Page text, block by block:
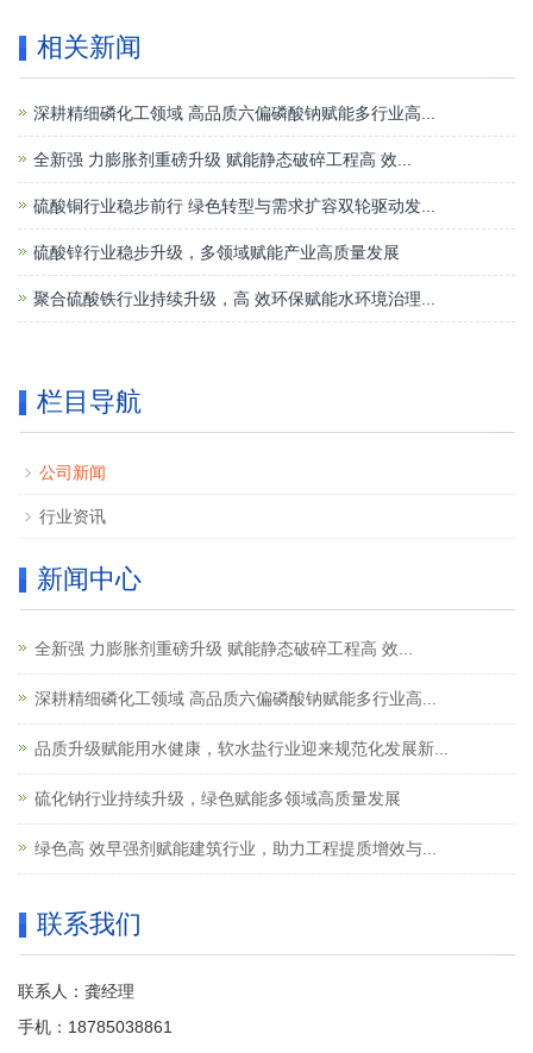
相关新闻
深耕精细磷化工领域 高品质六偏磷酸钠赋能多行业高...
全新强 力膨胀剂重磅升级 赋能静态破碎工程高 效...
硫酸铜行业稳步前行 绿色转型与需求扩容双轮驱动发...
硫酸锌行业稳步升级，多领域赋能产业高质量发展
聚合硫酸铁行业持续升级，高 效环保赋能水环境治理...
栏目导航
公司新闻
行业资讯
新闻中心
全新强 力膨胀剂重磅升级 赋能静态破碎工程高 效...
深耕精细磷化工领域 高品质六偏磷酸钠赋能多行业高...
品质升级赋能用水健康，软水盐行业迎来规范化发展新...
硫化钠行业持续升级，绿色赋能多领域高质量发展
绿色高 效早强剂赋能建筑行业，助力工程提质增效与...
联系我们
联系人：龚经理
手机：18785038861